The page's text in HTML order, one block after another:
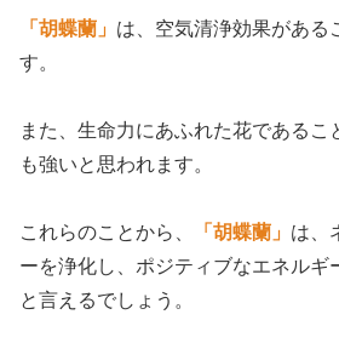
「胡蝶蘭」 は、空気清浄効果がある
す。
また、生命力にあふれた花であるこ
も強いと思われます。
これらのことから、 「胡蝶蘭」 は、
ーを浄化し、ポジティブなエネルギ
と言えるでしょう。